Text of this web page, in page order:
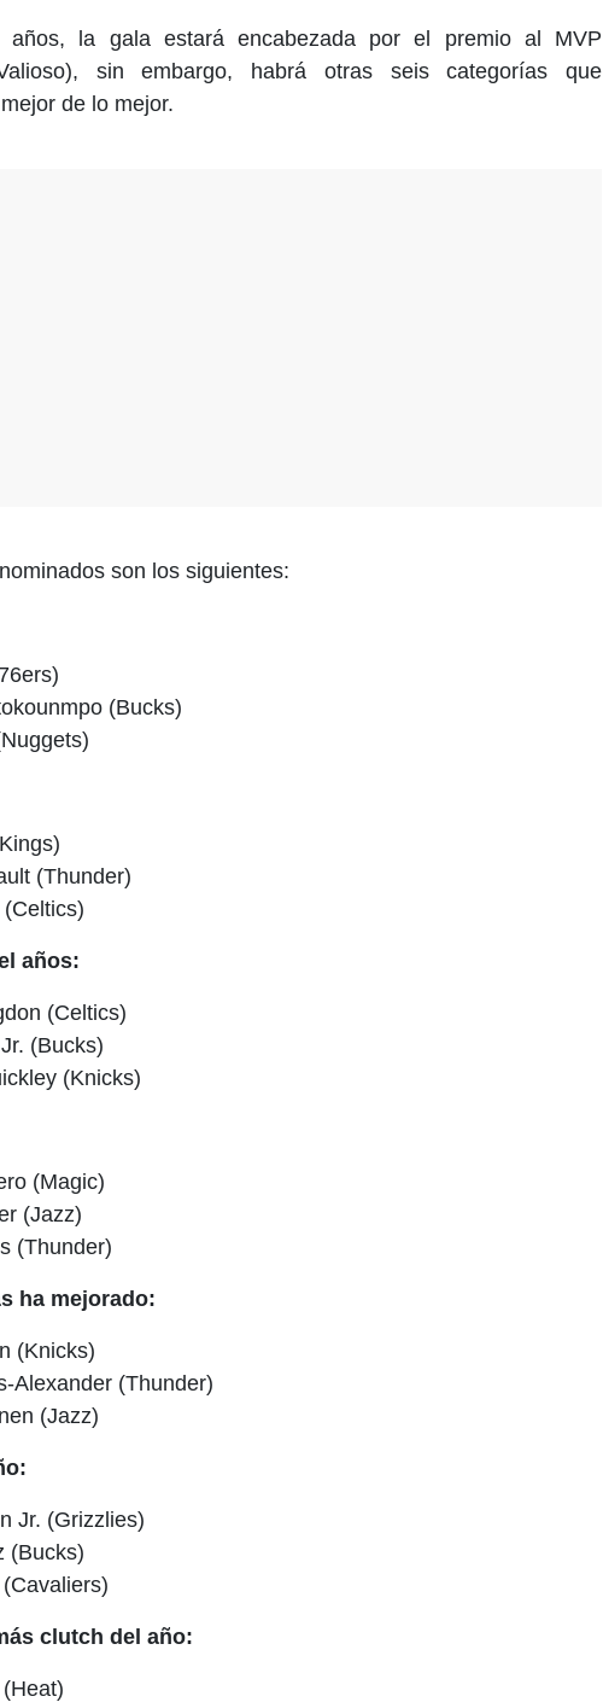
años, la gala estará encabezada por el premio al MVP
sin embargo, habrá otras seis categorías que
de lo mejor.
son los siguientes:
(Bucks)
(Thunder)
años:
(Celtics)
(Bucks)
(Knicks)
(Magic)
(Jazz)
(Thunder)
ha mejorado:
(Knicks)
Alexander (Thunder)
(Jazz)
Jr. (Grizzlies)
(Bucks)
clutch del año: